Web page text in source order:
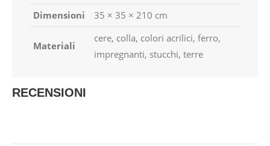
Dimensioni
35 × 35 × 210 cm
Materiali
cere, colla, colori acrilici, ferro,
impregnanti, stucchi, terre
RECENSIONI